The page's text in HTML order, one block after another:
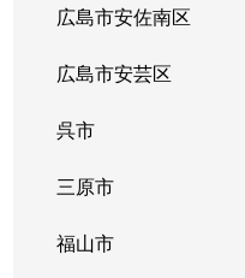
広島市安佐南区
広島市安芸区
呉市
三原市
福山市